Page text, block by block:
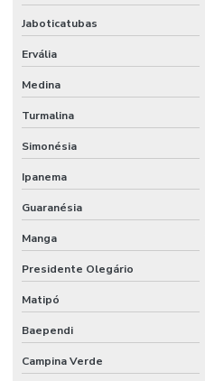
Jaboticatubas
Ervália
Medina
Turmalina
Simonésia
Ipanema
Guaranésia
Manga
Presidente Olegário
Matipó
Baependi
Campina Verde